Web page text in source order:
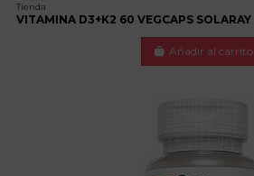
Tienda
VITAMINA D3+K2 60 VEGCAPS SOLARAY
Añadir al carrito